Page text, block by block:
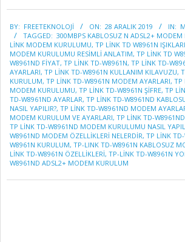
12-
28
BY: FREETEKNOLOJI ON: 28 ARALIK 2019 IN:
TAGGED: 300MBPS KABLOSUZ N ADSL2+ MODEM
LINK MODEM KURULUMU, TP LINK TD W8961N IŞIKLARI
MODEM KURULUMU RESIMLI ANLATIM, TP LINK TD
W8961ND FIYAT, TP LİNK TD-W8961N, TP LINK TD-
AYARLARI, TP LINK TD-W8961N KULLANIM KILAVUZU,
KURULUM, TP LİNK TD-W8961N MODEM AYARLARI, TP
MODEM KURULUMU, TP LİNK TD-W8961N ŞIFRE, TP
TD-W8961ND AYARLAR, TP LİNK TD-W8961ND
NASIL YAPILIR?, TP LİNK TD-W8961ND MODEM
MODEM KURULUM VE AYARLARI, TP LİNK TD-
TP LİNK TD-W8961ND MODEM KURULUMU NASIL
W8961ND MODEM ÖZELLİKLERİ NELERDİR, TP LİNK
W8961N KURULUM, TP-LINK TD-W8961N KABLOSUZ
LINK TD-W8961N ÖZELLIKLERI, TP-LINK TD-W8961N
W8961ND ADSL2+ MODEM KURULUM